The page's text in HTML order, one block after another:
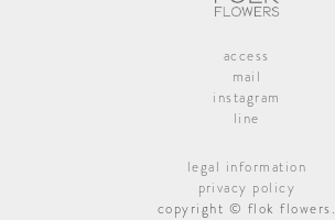
access
mail
instagram
line
legal information
privacy policy
copyright © flok flowers.